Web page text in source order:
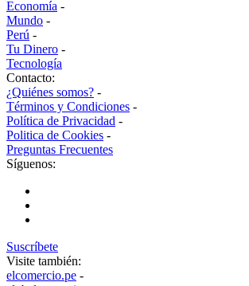
Economía -
Mundo -
Perú -
Tu Dinero -
Tecnología
Contacto:
¿Quiénes somos? -
Términos y Condiciones -
Política de Privacidad -
Politica de Cookies -
Preguntas Frecuentes
Síguenos:
Suscríbete
Visite también:
elcomercio.pe -